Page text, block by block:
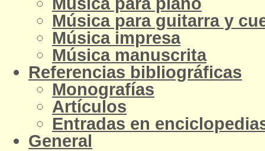
Música para guitarra y
Música impresa
Música manuscrita
Referencias bibliográficas
Monografías
Artículos
Entradas en
General